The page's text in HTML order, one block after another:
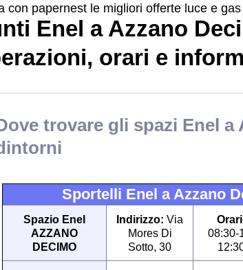
con papernest le migliori offerte luce e
Enel a Azzano
orari e
trovare gli spazi Enel a
Sportelli Enel a Azzano
Spazio Enel
AZZANO
DECIMO
Indirizzo: Via
Mores Di
Sotto, 30
08:30-